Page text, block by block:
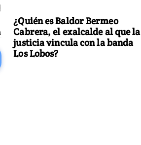
¿Quién es Baldor Bermeo
Cabrera, el exalcalde al que la
justicia vincula con la banda
Los Lobos?